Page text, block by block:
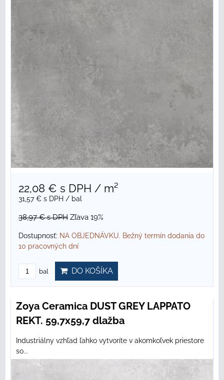
22,08 € s DPH / m²
31,57 € s DPH / bal
38,97 €s DPH Zľava 19%
Dostupnosť: NA OBJEDNÁVKU. Bežný termín dodania do
10 pracovných dní
bal DO KOŠÍKA
Zoya Ceramica DUST GREY LAPPATO
REKT. 59,7x59,7 dlažba
Industriálny vzhľad ľahko vytvoríte v akomkoľvek priestore
so...